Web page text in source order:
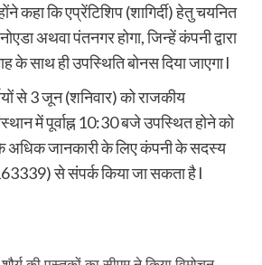
कहा कि एप्रेंटिशिप (शागिर्दी) हेतु चयनित
अथवा पंतनगर होगा, जिन्हें कंपनी द्वारा
के साथ ही उपस्थिति बोनस दिया जाएगा l
से 3 जून (शनिवार) को राजकीय
में पूर्वाह्न 10:30 बजे उपस्थित होने को
अधिक जानकारी के लिए कंपनी के सदस्य
से संपर्क किया जा सकता है l